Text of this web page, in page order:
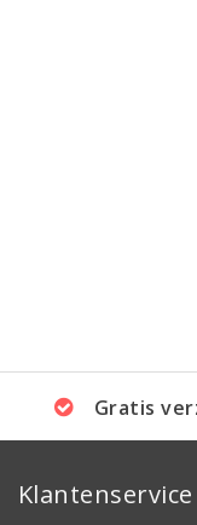
Gratis
Klantenservice